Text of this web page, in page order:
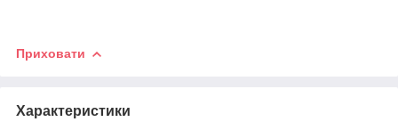
Приховати
Характеристики